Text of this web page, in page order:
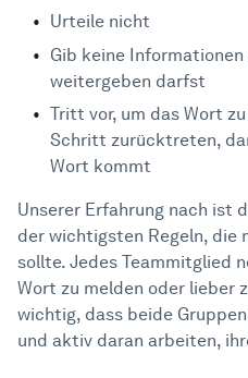
Urteile nicht
Gib keine
weitergeben darfst
Tritt vor, um das Wort
Schritt zurücktreten,
Wort kommt
Unserer Erfahrung nach ist
der wichtigsten Regeln, die
sollte. Jedes Teammitglied
Wort zu melden oder lieber
wichtig, dass beide
und aktiv daran arbeiten,